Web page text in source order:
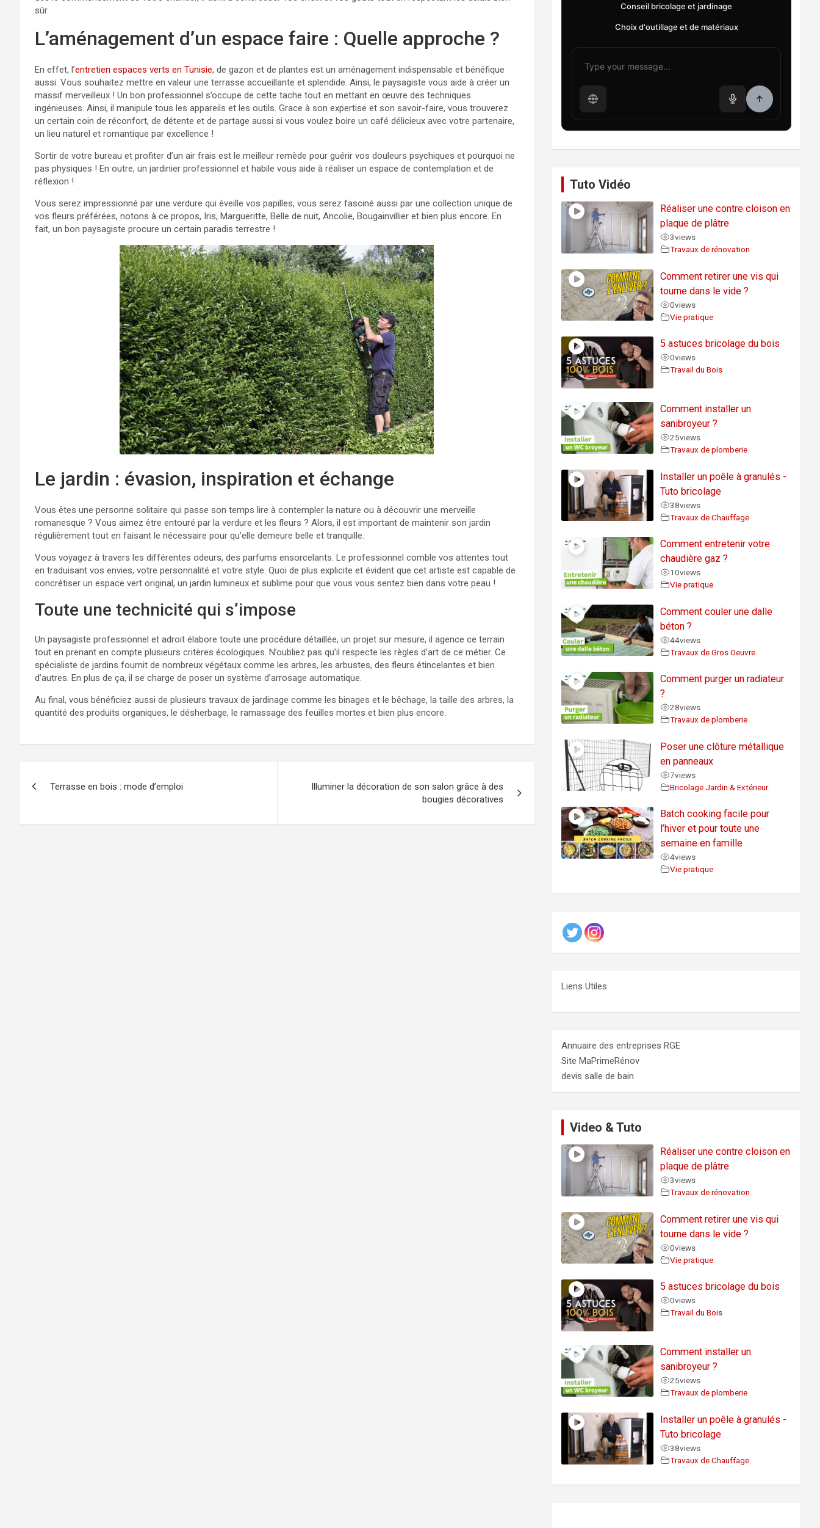
sûr.
L’aménagement d’un espace faire : Quelle approche ?
En effet, l’entretien espaces verts en Tunisie, de gazon et de plantes est un aménagement indispensable et bénéfique
aussi. Vous souhaitez mettre en valeur une terrasse accueillante et splendide. Ainsi, le paysagiste vous aide à créer un
massif merveilleux ! Un bon professionnel s’occupe de cette tache tout en mettant en œuvre des techniques
ingénieuses. Ainsi, il manipule tous les appareils et les outils. Grace à son expertise et son savoir-faire, vous trouverez
un certain coin de réconfort, de détente et de partage aussi si vous voulez boire un café délicieux avec votre partenaire,
un lieu naturel et romantique par excellence !
Sortir de votre bureau et profiter d’un air frais est le meilleur remède pour guérir vos douleurs psychiques et pourquoi ne
pas physiques ! En outre, un jardinier professionnel et habile vous aide à réaliser un espace de contemplation et de
réflexion !
Vous serez impressionné par une verdure qui éveille vos papilles, vous serez fasciné aussi par une collection unique de
vos fleurs préférées, notons à ce propos, Iris, Margueritte, Belle de nuit, Ancolie, Bougainvillier et bien plus encore. En
fait, un bon paysagiste procure un certain paradis terrestre !
Le jardin : évasion, inspiration et échange
Vous êtes une personne solitaire qui passe son temps lire à contempler la nature ou à découvrir une merveille
romanesque ? Vous aimez être entouré par la verdure et les fleurs ? Alors, il est important de maintenir son jardin
régulièrement tout en faisant le nécessaire pour qu’elle demeure belle et tranquille.
Vous voyagez à travers les différentes odeurs, des parfums ensorcelants. Le professionnel comble vos attentes tout
en traduisant vos envies, votre personnalité et votre style. Quoi de plus explicite et évident que cet artiste est capable de
concrétiser un espace vert original, un jardin lumineux et sublime pour que vous vous sentez bien dans votre peau !
Toute une technicité qui s’impose
Un paysagiste professionnel et adroit élabore toute une procédure détaillée, un projet sur mesure, il agence ce terrain
tout en prenant en compte plusieurs critères écologiques. N’oubliez pas qu’il respecte les règles d’art de ce métier. Ce
spécialiste de jardins fournit de nombreux végétaux comme les arbres, les arbustes, des fleurs étincelantes et bien
d’autres. En plus de ça, il se charge de poser un système d’arrosage automatique.
Au final, vous bénéficiez aussi de plusieurs travaux de jardinage comme les binages et le bêchage, la taille des arbres, la
quantité des produits organiques, le désherbage, le ramassage des feuilles mortes et bien plus encore.
l’article
Terrasse en bois : mode d’emploi
Illuminer la décoration de son salon grâce à des
bougies décoratives
Conseil bricolage et jardinage
Choix d'outillage et de matériaux
Tuto Vidéo
Réaliser une contre cloison en
plaque de plâtre
3views
Travaux de rénovation
Comment retirer une vis qui
tourne dans le vide ?
0views
Vie pratique
5 astuces bricolage du bois
0views
Travail du Bois
Comment installer un
sanibroyeur ?
25views
Travaux de plomberie
Installer un poêle à granulés -
Tuto bricolage
38views
Travaux de Chauffage
Comment entretenir votre
chaudière gaz ?
10views
Vie pratique
Comment couler une dalle
béton ?
44views
Travaux de Gros Oeuvre
Comment purger un radiateur
?
28views
Travaux de plomberie
Poser une clôture métallique
en panneaux
7views
Bricolage Jardin & Extérieur
Batch cooking facile pour
l’hiver et pour toute une
semaine en famille
4views
Vie pratique
Liens Utiles
Annuaire des entreprises RGE
Site MaPrimeRénov
devis salle de bain
Video & Tuto
Réaliser une contre cloison en
plaque de plâtre
3views
Travaux de rénovation
Comment retirer une vis qui
tourne dans le vide ?
0views
Vie pratique
5 astuces bricolage du bois
0views
Travail du Bois
Comment installer un
sanibroyeur ?
25views
Travaux de plomberie
Installer un poêle à granulés -
Tuto bricolage
38views
Travaux de Chauffage